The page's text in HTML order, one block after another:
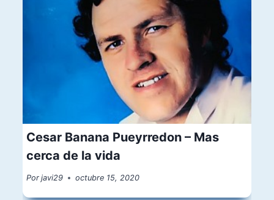
Cesar Banana Pueyrredon – Mas
cerca de la vida
Por javi29 octubre 15, 2020